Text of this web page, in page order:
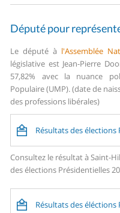
Député pour
Le député à l'Assemblée
législative est Jean-Pierre
57,82% avec la nuance
Populaire (UMP). (date de
des professions libérales)
Résultats des élections
Consultez le résultat à Saint-
des élections Présidentielles
Résultats des éléctions